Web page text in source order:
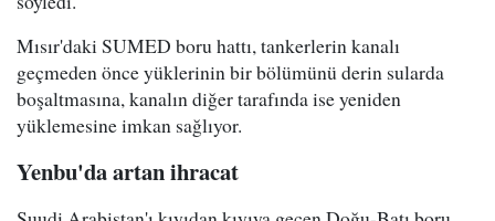
Mısır'daki SUMED boru hattı, tankerlerin kanalı
geçmeden önce yüklerinin bir bölümünü derin sularda
boşaltmasına, kanalın diğer tarafında ise yeniden
yüklemesine imkan sağlıyor.
Yenbu'da artan ihracat